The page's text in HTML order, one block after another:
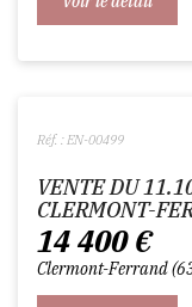
VENTE DU
CLERMONT-
14 400 €
Clermont-Ferrand
Réf. : EN-00499